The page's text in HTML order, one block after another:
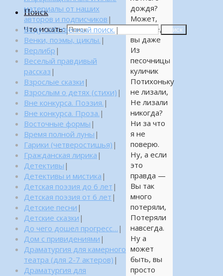
Поиск
Что искать: Поиск
дождя?
Может,
скажете,
вы даже
Из
песочницы
куличик
Потихоньку
не лизали,
Не лизали
никогда?
Ни за что
я не
поверю.
Ну, а если
это
правда —
Вы так
много
потеряли,
Потеряли
навсегда.
Ну а
может
быть, вы
просто
материалы от наших
авторов и подписчиков |
Веду собственный поиск. |
Венки, поэмы, циклы. |
Верлибр |
Веселый правдивый
рассказ |
Взрослые сказки |
Взрослым о детях (стихи) |
Вне конкурса. Поэзия. |
Вне конкурса. Проза. |
Восточные формы |
Время полной луны |
Гарики (четверостишья) |
Гражданская лирика |
Детективы |
Детективы и мистика |
Детская поэзия до 6 лет |
Детская поэзия от 6 лет |
Детские песни |
Детские сказки |
До чего дошел прогресс… |
Дом с привидениями |
Драматургия для камерного
театра (для 2-7 актеров) |
Драматургия для